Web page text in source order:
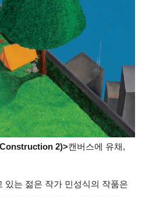
2)>캔버스에 유채,
있는 젊은 작가 민성식의 작품은